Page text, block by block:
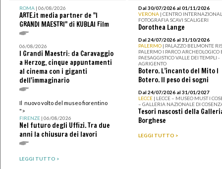
ROMA| 06/08/2026
ARTE.it media partner de "I
GRANDI MAESTRI" di KUBLAI Film
06/08/2026
I Grandi Maestri: da Caravaggio
a Herzog, cinque appuntamenti
al cinema con i giganti
dell'immaginario
Il nuovo volto del museo fiorentino
">
FIRENZE| 06/08/2026
Nel futuro degli Uffizi. Tra due
anni la chiusura dei lavori
LEGGI TUTTO >
Dal 30/07/2026 al 01/11/2026
VERONA | CENTRO
FOTOGRAFIA SCAVI SCALIGERI
Dorothea Lange
Dal 24/07/2026 al 31/10/2026
PALERMO | PALAZZO BELMONTE
PALERMO I PARCO ARCHEOLOGICO
PAESAGGISTICO VALLE DEI TEMPLI -
AGRIGENTO
Botero. L’incanto del Mito I
Botero. Il peso dei sogni
Dal 24/07/2026 al 31/01/2027
LECCE | LECCE – MUSEO MUST I
– GALLERIA NAZIONALE DI
Tesori nascosti della
Borghese
LEGGI TUTTO >